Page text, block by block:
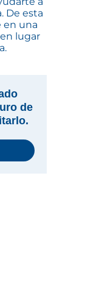
De esta
en una
lugar
de